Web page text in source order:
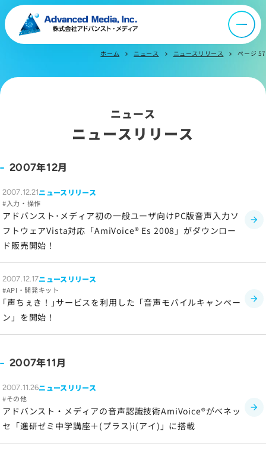
オウンドメディア
ニュース
採用情報
よくあるご質問
お問い合わせ
サイトマップ
サイトのご利用について
ソーシャルメディアポリシー
プライバシーポリシー
情報セキュリティポリシー
労働者派遣事業に関わる情報
メールマガジン
ホーム chevron_right ニュース chevron_right ニュースリリース chevron_right ページ 57
ニュース
ニュースリリース
2007年12月
2007.12.21ニュースリリース
入力・操作
アドバンスト･メディア初の一般ユーザ向けPC版音声入力ソ
フトウェアVista対応「AmiVoice® Es 2008」がダウンロー
ド販売開始！
2007.12.17ニュースリリース
API・開発キット
｢声ちぇき！｣サービスを利用した「音声モバイルキャンペー
ン」を開始！
2007年11月
2007.11.26ニュースリリース
その他
アドバンスト・メディアの音声認識技術AmiVoice®がベネッ
セ「進研ゼミ中学講座＋(プラス)i(アイ)」に搭載